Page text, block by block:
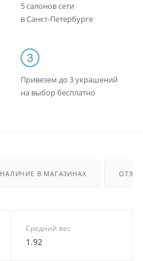
5 салонов сети
в Санкт-Петербурге
Привезем до 3 украшений
на выбор бесплатно
НАЛИЧИЕ В МАГАЗИНАХ
Средний вес
1.92